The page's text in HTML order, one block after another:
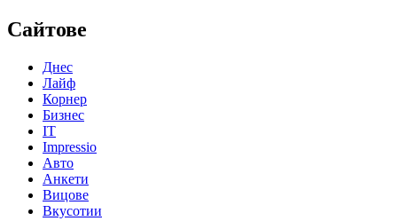
Сайтове
Днес
Лайф
Корнер
Бизнес
IT
Impressio
Авто
Анкети
Вицове
Вкусотии